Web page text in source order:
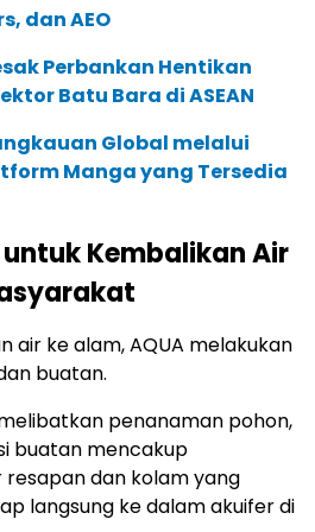
dan AEO
Perbankan Hentikan
Batu Bara di ASEAN
Global melalui
Manga yang Tersedia
untuk Kembalikan Air
air ke alam, AQUA melakukan
buatan.
penanaman pohon,
buatan mencakup
dan kolam yang
langsung ke dalam akuifer di